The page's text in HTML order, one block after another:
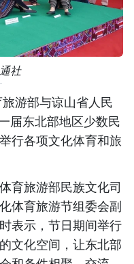
社
游部与谅山省人民
届东北部地区少数民
行各项文化体育和旅
育旅游部民族文化司
体育旅游节组委会副
表示，节日期间举行
文化空间，让东北部